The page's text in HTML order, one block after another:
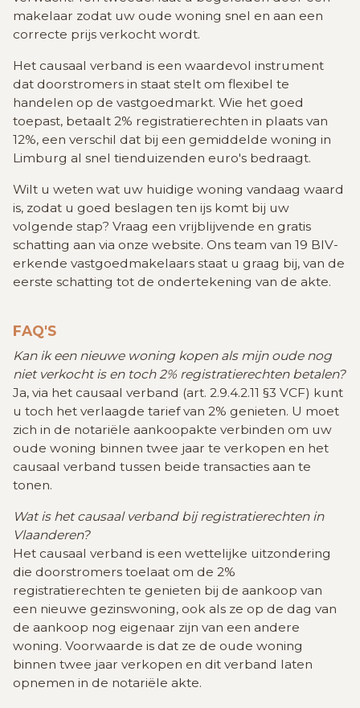
makelaar zodat uw oude woning snel en aan een
correcte prijs verkocht wordt.
Het causaal verband is een waardevol instrument
dat doorstromers in staat stelt om flexibel te
handelen op de vastgoedmarkt. Wie het goed
toepast, betaalt 2% registratierechten in plaats van
12%, een verschil dat bij een gemiddelde woning in
Limburg al snel tienduizenden euro's bedraagt.
Wilt u weten wat uw huidige woning vandaag waard
is, zodat u goed beslagen ten ijs komt bij uw
volgende stap? Vraag een vrijblijvende en gratis
schatting aan via onze website. Ons team van 19 BIV-
erkende vastgoedmakelaars staat u graag bij, van de
eerste schatting tot de ondertekening van de akte.
FAQ'S
Kan ik een nieuwe woning kopen als mijn oude nog
niet verkocht is en toch 2% registratierechten betalen?
Ja, via het causaal verband (art. 2.9.4.2.11 §3 VCF) kunt
u toch het verlaagde tarief van 2% genieten. U moet
zich in de notariële aankoopakte verbinden om uw
oude woning binnen twee jaar te verkopen en het
causaal verband tussen beide transacties aan te
tonen.
Wat is het causaal verband bij registratierechten in
Vlaanderen?
Het causaal verband is een wettelijke uitzondering
die doorstromers toelaat om de 2%
registratierechten te genieten bij de aankoop van
een nieuwe gezinswoning, ook als ze op de dag van
de aankoop nog eigenaar zijn van een andere
woning. Voorwaarde is dat ze de oude woning
binnen twee jaar verkopen en dit verband laten
opnemen in de notariële akte.